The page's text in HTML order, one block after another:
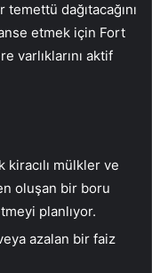
dağıtacağını
etmek için Fort
varlıklarını aktif
kiracılı mülkler ve
oluşan bir boru
planlıyor.
azalan bir faiz